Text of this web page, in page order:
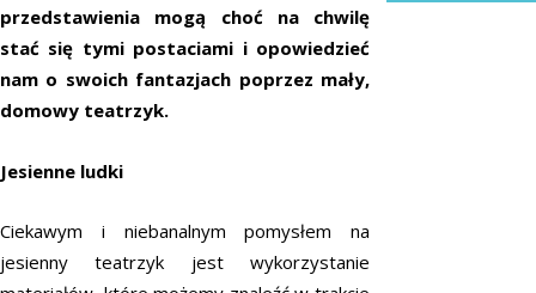
przedstawienia mogą choć na chwilę
stać się tymi postaciami i opowiedzieć
nam o swoich fantazjach poprzez mały,
domowy teatrzyk.
Jesienne ludki
Ciekawym i niebanalnym pomysłem na
jesienny teatrzyk jest wykorzystanie